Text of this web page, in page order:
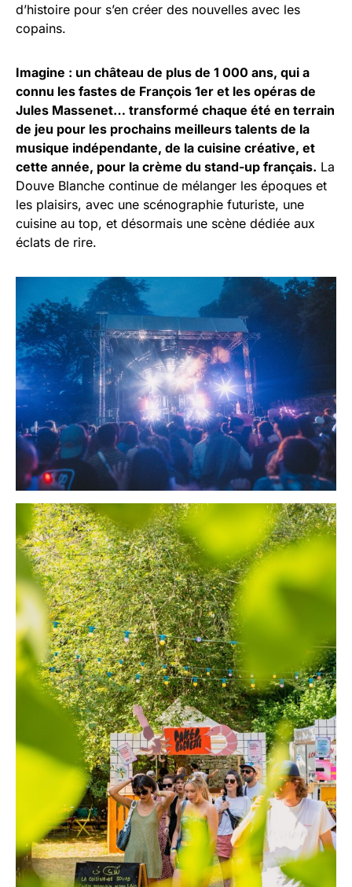
d’histoire pour s’en créer des nouvelles avec les
copains.
Imagine : un château de plus de 1 000 ans, qui a
connu les fastes de François 1er et les opéras de
Jules Massenet… transformé chaque été en terrain
de jeu pour les prochains meilleurs talents de la
musique indépendante, de la cuisine créative, et
cette année, pour la crème du stand-up français. La
Douve Blanche continue de mélanger les époques et
les plaisirs, avec une scénographie futuriste, une
cuisine au top, et désormais une scène dédiée aux
éclats de rire.